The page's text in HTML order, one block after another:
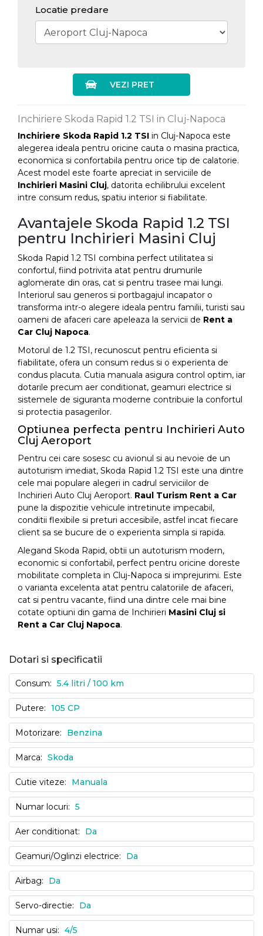
Locatie predare
VEZI PRET
Inchiriere Skoda Rapid 1.2 TSI in Cluj-Napoca
Inchiriere Skoda Rapid 1.2 TSI in Cluj-Napoca este
alegerea ideala pentru oricine cauta o masina practica,
economica si confortabila pentru orice tip de calatorie.
Acest model este foarte apreciat in serviciile de
Inchirieri Masini Cluj, datorita echilibrului excelent
intre consum redus, spatiu interior si fiabilitate.
Avantajele Skoda Rapid 1.2 TSI
pentru Inchirieri Masini Cluj
Skoda Rapid 1.2 TSI combina perfect utilitatea si
confortul, fiind potrivita atat pentru drumurile
aglomerate din oras, cat si pentru trasee mai lungi.
Interiorul sau generos si portbagajul incapator o
transforma intr-o alegere ideala pentru familii, turisti sau
oameni de afaceri care apeleaza la servicii de Rent a
Car Cluj Napoca.
Motorul de 1.2 TSI, recunoscut pentru eficienta si
fiabilitate, ofera un consum redus si o experienta de
condus placuta. Cutia manuala asigura control optim, iar
dotarile precum aer conditionat, geamuri electrice si
sistemele de siguranta moderne contribuie la confortul
si protectia pasagerilor.
Optiunea perfecta pentru Inchirieri Auto
Cluj Aeroport
Pentru cei care sosesc cu avionul si au nevoie de un
autoturism imediat, Skoda Rapid 1.2 TSI este una dintre
cele mai populare alegeri in cadrul serviciilor de
Inchirieri Auto Cluj Aeroport. Raul Turism Rent a Car
pune la dispozitie vehicule intretinute impecabil,
conditii flexibile si preturi accesibile, astfel incat fiecare
client sa se bucure de o experienta simpla si rapida.
Alegand Skoda Rapid, obtii un autoturism modern,
economic si confortabil, perfect pentru oricine doreste
mobilitate completa in Cluj-Napoca si imprejurimi. Este
o varianta excelenta atat pentru calatoriile de afaceri,
cat si pentru vacante, fiind una dintre cele mai bine
cotate optiuni din gama de Inchirieri Masini Cluj si
Rent a Car Cluj Napoca.
Dotari si specificatii
Consum: 5.4 litri / 100 km
Putere: 105 CP
Motorizare: Benzina
Marca: Skoda
Cutie viteze: Manuala
Numar locuri: 5
Aer conditionat: Da
Geamuri/Oglinzi electrice: Da
Airbag: Da
Servo-directie: Da
Numar usi: 4/5